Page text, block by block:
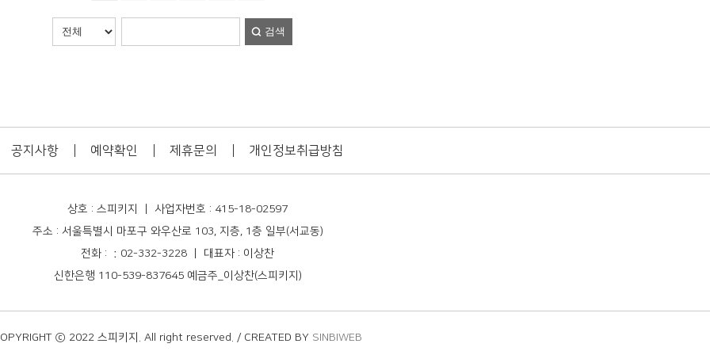
검색
공지사항 예약확인 제휴문의 개인정보취급방침
상호 : 스피키지 ㅣ 사업자번호 : 415-18-02597
주소 : 서울특별시 마포구 와우산로 103, 지층, 1층 일부(서교동)
전화 : ：02-332-3228 ㅣ 대표자 : 이상찬
신한은행 110-539-837645 예금주_이상찬(스피키지)
ⓒ 2022 스피키지. All right reserved. / CREATED BY SINBIWEB